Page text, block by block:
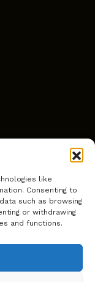
like
Consenting to
such as browsing
or withdrawing
and functions.